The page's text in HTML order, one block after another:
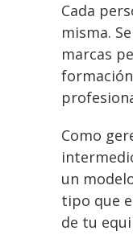
Cada
misma.
marcas
Como
un
tipo que
de tu